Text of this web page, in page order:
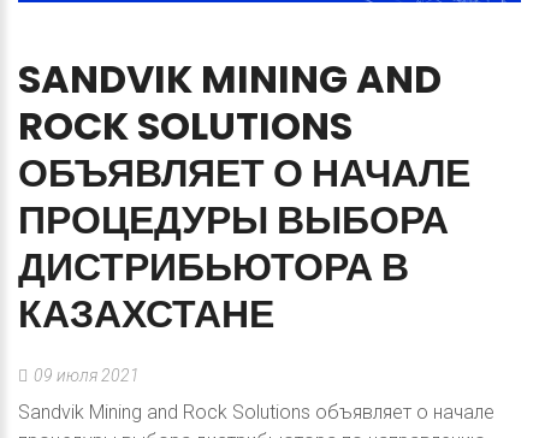
SANDVIK MININGAND
ROCKSOLUTIONS
ОБЪЯВЛЯЕТО НАЧАЛЕ
ПРОЦЕДУРЫ ВЫБОРА
ДИСТРИБЬЮТОРА В
КАЗАХСТАНЕ
09 июля 2021
Sandvik Mining and Rock Solutions объявляет о начале